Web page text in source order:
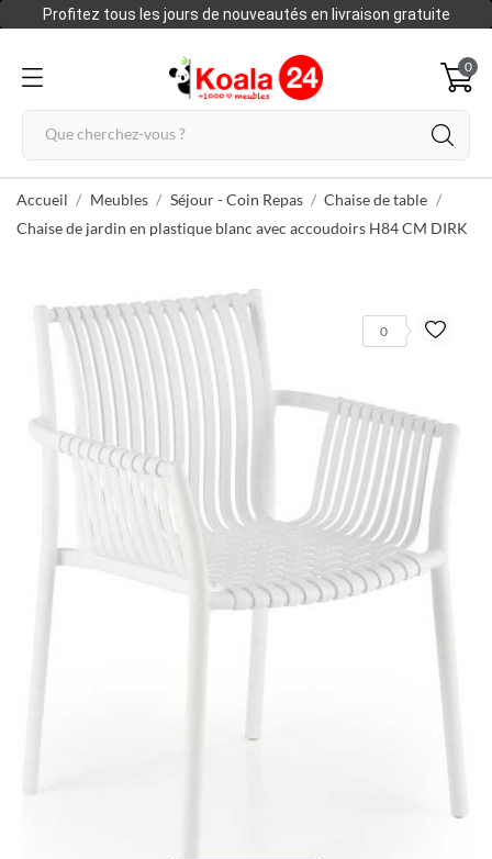
Profitez tous les jours de nouveautés en livraison gratuite
0
Accueil Meubles Séjour - Coin Repas
Chaise de table
Chaise de jardin en plastique blanc avec accoudoirs H84 CM DIRK
0